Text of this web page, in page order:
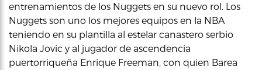
entrenamientos de los Nuggets en su nuevo rol. Los
Nuggets son uno los mejores equipos en la NBA
teniendo en su plantilla al estelar canastero serbio
Nikola Jovic y al jugador de ascendencia
puertorriqueña Enrique Freeman, con quien Barea